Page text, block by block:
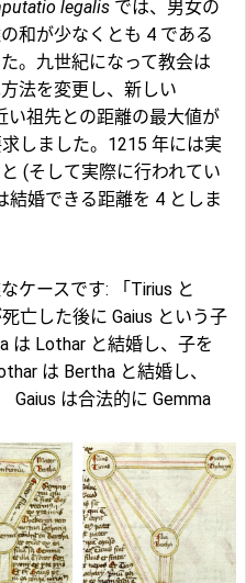
legalis では、男女の
和が少なくとも 4 である
。九世紀になって教会は
法を変更し、新しい
い祖先との距離の最大値が
しました。1215 年には実
(そして実際に行われてい
結婚できる距離を 4 としま
ケースです: 「Tirius と
亡した後に Gaius という子
は Lothar と結婚し、子を
は Bertha と結婚し、
Gaius は合法的に Gemma